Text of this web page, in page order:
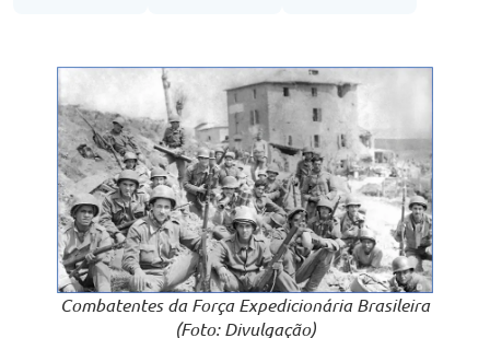
Combatentes da Força Expedicionária Brasileira
(Foto: Divulgação)